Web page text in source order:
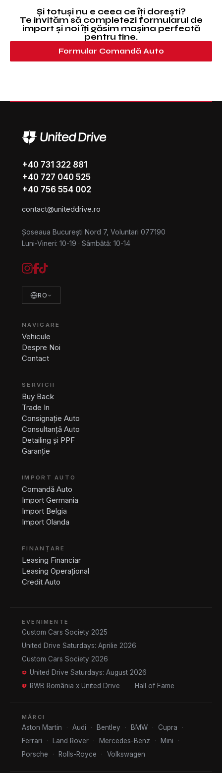
Și totuși nu e ceea ce îți dorești?
Te invităm să completezi formularul de
import și noi îți găsim mașina perfectă
pentru tine.
Formular Comandă Auto
+40 731 322 881
+40 727 040 525
+40 756 554 002
contact@uniteddrive.ro
Șoseaua București Nord 7, Voluntari 077190
Luni-Vineri: 10-19 · Sâmbătă: 10-14
RO
NAVIGARE
Vehicule
Despre Noi
Contact
SERVICII
Buy Back
Trade In
Consignație Auto
Consultanță Auto
Detailing și PPF
Garanție
IMPORT AUTO
Comandă Auto
Import Germania
Import Belgia
Import Olanda
FINANȚARE
Leasing Financiar
Leasing Operațional
Credit Auto
EVENIMENTE
Custom Cars Society 2025
United Drive Saturdays: Aprilie 2026
Custom Cars Society 2026
United Drive Saturdays: August 2026
RWB România x United Drive
Hall of Fame
MĂRCI
Aston Martin · Audi · Bentley · BMW · Cupra
·
Ferrari
· Land Rover · Mercedes-Benz · Mini
·
Porsche
· Rolls-Royce · Volkswagen